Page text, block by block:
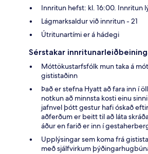
Innritun hefst: kl. 16:00. Innritun
Lágmarksaldur við innritun - 21
Útritunartími er á hádegi
Sérstakar
Móttökustarfsfólk mun taka á
gististaðinn
Það er stefna Hyatt að fara inn í
notkun að minnsta kosti einu
jafnvel þótt gestur hafi óskað
aðferðum er beitt til að láta
áður en farið er inn í
Upplýsingar sem koma frá
með sjálfvirkum